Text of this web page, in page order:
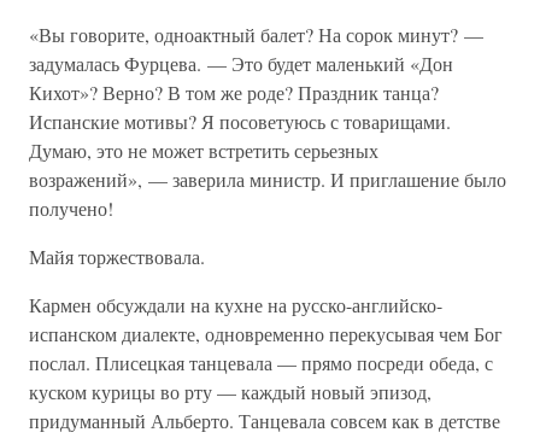
«Вы говорите, одноактный балет? На сорок минут? —
задумалась Фурцева. — Это будет маленький «Дон
Кихот»? Верно? В том же роде? Праздник танца?
Испанские мотивы? Я посоветуюсь с товарищами.
Думаю, это не может встретить серьезных
возражений», — заверила министр. И приглашение было
получено!
Майя торжествовала.
Кармен обсуждали на кухне на русско-английско-
испанском диалекте, одновременно перекусывая чем Бог
послал. Плисецкая танцевала — прямо посреди обеда, с
куском курицы во рту — каждый новый эпизод,
придуманный Альберто. Танцевала совсем как в детстве